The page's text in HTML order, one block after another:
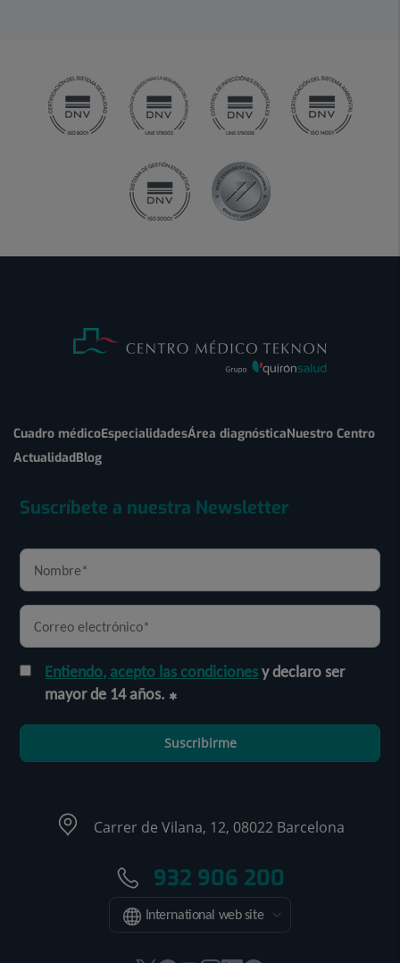
Cuadro médicoEspecialidadesÁrea diagnósticaNuestro Centro
ActualidadBlog
Suscríbete a nuestra Newsletter
Entiendo, acepto las condicionesy declaro ser
mayor de 14 años.
Suscribirme
Carrer de Vilana, 12, 08022 Barcelona
932 906 200
International web site